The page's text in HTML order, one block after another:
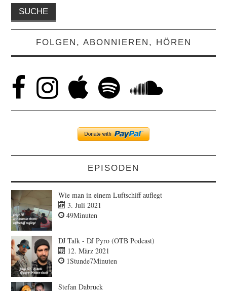
FOLGEN, ABONNIEREN, HÖREN
EPISODEN
Wie man in einem Luftschiff auflegt
3. Juli 2021
49Minuten
DJ Talk - DJ Pyro (OTB Podcast)
12. März 2021
1Stunde7Minuten
Stefan Dabruck